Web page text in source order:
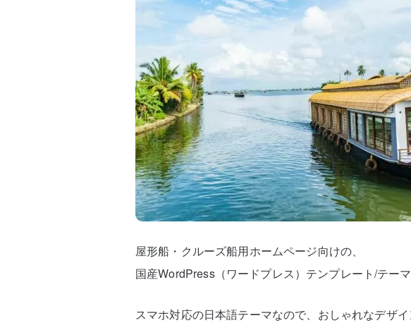
屋形船・クルーズ船用ホームページ向けの、
国産WordPress（ワードプレス）テンプレート/テーマ
スマホ対応の日本語テーマなので、おしゃれなデザイ